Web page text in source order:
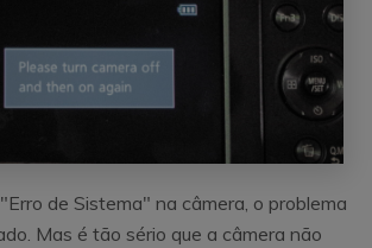
de Sistema" na câmera, o problema
Mas é tão sério que a câmera não